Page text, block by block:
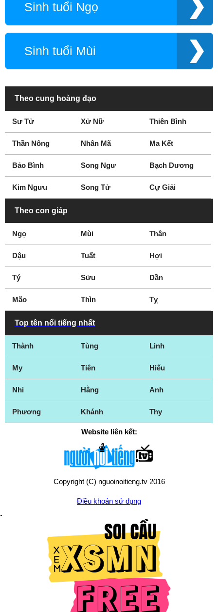
Sinh tuổi Ngọ
Sinh tuổi Mùi
Theo cung hoàng đạo
Sư Tử Xử Nữ Thiên Bình
Thần Nông Nhân Mã Ma Kết
Bảo Bình Song Ngư Bạch Dương
Kim Ngưu Song Tử Cự Giải
Theo con giáp
Ngọ Mùi Thân
Dậu Tuất Hợi
Tý Sửu Dần
Mão Thìn Tỵ
Top tên nổi tiếng nhất
Thành Tùng Linh
My Tiên Hiếu
Nhi Hằng Anh
Phương Khánh Thy
Website liên kết:
Copyright (C) nguoinoitieng.tv 2016
Điều khoản sử dụng
Chính sách quyền riêng tư
Liên hệ:mail.nguoinoitieng.tv@gmail.com